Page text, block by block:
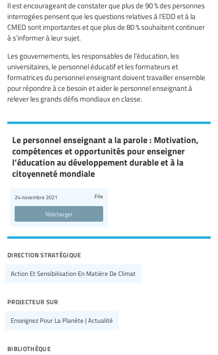
Il est encourageant de constater que plus de 90 % des personnes
interrogées pensent que les questions relatives à l’EDD et à la
CMED sont importantes et que plus de 80 % souhaitent continuer
à s’informer à leur sujet.
Les gouvernements, les responsables de l’éducation, les
universitaires, le personnel éducatif et les formateurs et
formatrices du personnel enseignant doivent travailler ensemble
pour répondre à ce besoin et aider le personnel enseignant à
relever les grands défis mondiaux en classe.
Le personnel enseignant a la parole : Motivation,
compétences et opportunités pour enseigner
l’éducation au développement durable et à la
citoyenneté mondiale
24 novembre 2021 File
Télécharger
direction stratégique
Action Et Sensibilisation En Matière De Climat
projecteur sur
Enseignez Pour La Planète | Actualité
bibliothèque